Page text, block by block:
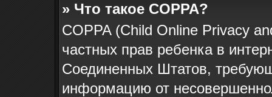
» Что такое COPPA?
COPPA (Child Online Privacy
частных прав ребенка в
Соединенных Штатов,
информацию от